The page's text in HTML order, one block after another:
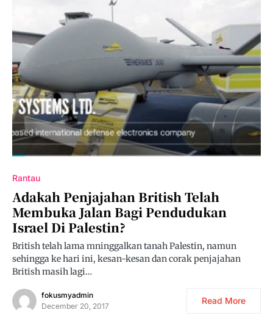
Rantau
Adakah Penjajahan British Telah
Membuka Jalan Bagi Pendudukan
Israel Di Palestin?
British telah lama mninggalkan tanah Palestin, namun
sehingga ke hari ini, kesan-kesan dan corak penjajahan
British masih lagi…
fokusmyadmin
December 20, 2017
Read More